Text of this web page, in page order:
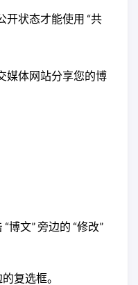
开状态才能使用 “共
媒体网站分享您的博
博文” 旁边的 “修改”
复选框。